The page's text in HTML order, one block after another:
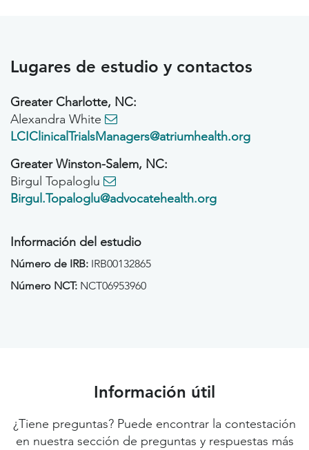
Lugares de estudio y contactos
Greater Charlotte, NC:
Alexandra White
LCIClinicalTrialsManagers@atriumhealth.org
Greater Winston-Salem, NC:
Birgul Topaloglu
Birgul.Topaloglu@advocatehealth.org
Información del estudio
Número de IRB: IRB00132865
Número NCT: NCT06953960
Información útil
¿Tiene preguntas? Puede encontrar la contestación
en nuestra sección de preguntas y respuestas más